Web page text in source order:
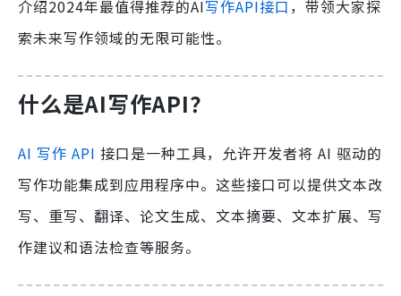
介绍2024年最值得推荐的AI写作API接口 ，带领大家探
索未来写作领域的无限可能性。
什么是AI写作API？
AI 写作 API 接口是一种工具，允许开发者将 AI 驱动的
写作功能集成到应用程序中。这些接口可以提供文本改
写、重写、翻译、论文生成、文本摘要、文本扩展、写
作建议和语法检查等服务。